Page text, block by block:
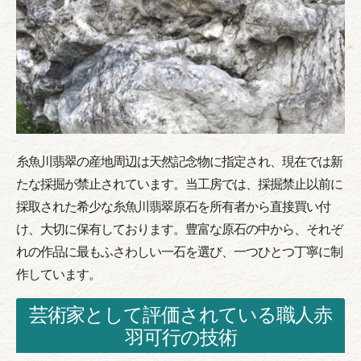
糸魚川翡翠の産地周辺は天然記念物に指定され、現在では新
たな採掘が禁止されています。当工房では、採掘禁止以前に
採取された希少な糸魚川翡翠原石を所有者から直接買い付
け、大切に保有しております。豊富な原石の中から、それぞ
れの作品に最もふさわしい一石を選び、一つひとつ丁寧に制
作しています。
芸術家として評価されている職人赤
羽可行の技術